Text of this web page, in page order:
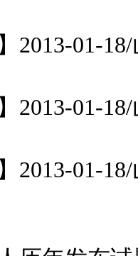
】2013-01-
】2013-01-
】2013-01-